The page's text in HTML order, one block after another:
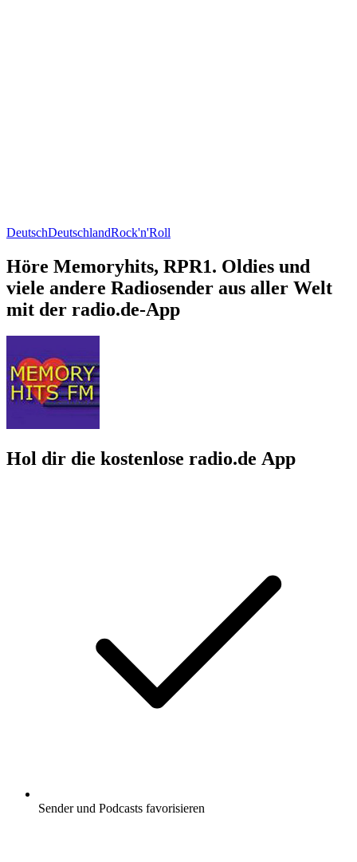
DeutschDeutschlandRock'n'Roll
Höre Memoryhits, RPR1. Oldies und
viele andere Radiosender aus aller Welt
mit der radio.de-App
Hol dir die kostenlose radio.de App
Sender und Podcasts favorisieren